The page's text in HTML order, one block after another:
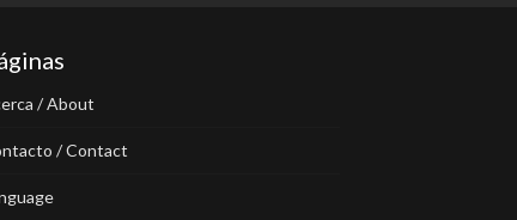
/ About
/ Contact